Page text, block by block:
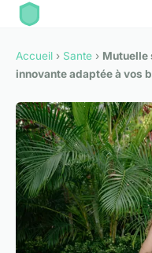
Accueil › Sante › Mutuelle
innovante adaptée à vos